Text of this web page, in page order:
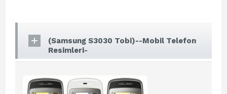
(Samsung S3030 Tobi)--Mobil Telefon
Resimleri-